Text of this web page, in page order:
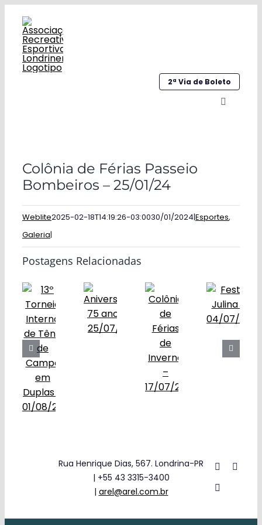
para
conteúdo
2ª Via de Boleto
Alternar
Institucional
Esportes
Sociocultural
Obras
Contato
Colônia de Férias Passeio
Bombeiros – 25/01/24
Weblite2025-02-18T14:19:26-03:0030/01/2024|Esportes,
Galeria|
Postagens Relacionadas
Rua Henrique Dias, 567. Londrina-PR
| +55 43 3315-3400
| arel@arel.com.br